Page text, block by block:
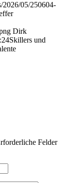
2026/05/250604-
Dirk
Skillers und
Felder